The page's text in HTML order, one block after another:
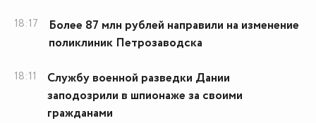
18:17
Более 87 млн рублей направили на изменение
поликлиник Петрозаводска
18:11
Службу военной разведки Дании
заподозрили в шпионаже за своими
гражданами